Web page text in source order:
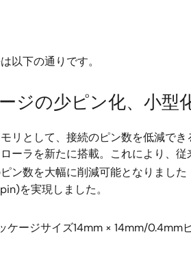
以下の通りです。
ージの少ピン化、小
リとして、接続のピン数を低減で
ーラを新たに搭載。これにより、
ン数を大幅に削減可能となりました
を実現しました。
ケージサイズ14mm × 14mm/